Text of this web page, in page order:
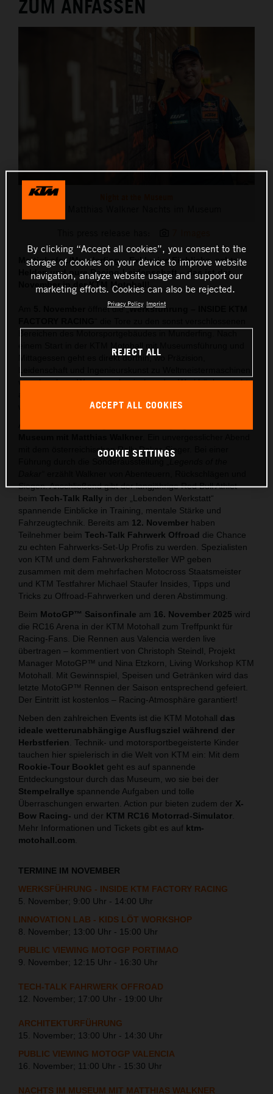
ZUM ANFASSEN
Mattighofen/Munderfing – Exklusive Einblicke, echte
Helden und pure Racing-Leidenschaft – das ist der
November in der KTM Motohall!
öffnet die „Werksführung – INSIDE KTM
Mittagessen geht es direkt dorthin, wo Präzision,
verschmelzen. Wer einmal zwischen den Werkbänken steht,
werden, versteht, wasREADY TO RACEbedeutet.
mit dem österreichischen Rally Dakar-Sieger. Bei einer
Siegen. Anschließend gibt der langjährige Red Bull Athlet
beim Tech-Talk Rally in der „Lebenden Werkstatt“
spannende Einblicke in Training, mentale Stärke und
Fahrzeugtechnik. Bereits am 12. November haben
Teilnehmer beim Tech-Talk Fahrwerk Offroad die Chance
zu echten Fahrwerks-Set-Up Profis zu werden. Spezialisten
von KTM und dem Fahrwerkshersteller WP geben
zusammen mit dem mehrfachen Motocross Staatsmeister
und KTM Testfahrer Michael Staufer Insides, Tipps und
Tricks zu Offroad-Fahrwerken und deren Abstimmung.
Beim MotoGP™ Saisonfinale am 16. November 2025 wird
die RC16 Arena in der KTM Motohall zum Treffpunkt für
Racing-Fans. Die Rennen aus Valencia werden live
übertragen – kommentiert von Christoph Steindl, Projekt
Manager MotoGP™ und Nina Etzkorn, Living Workshop KTM
Motohall. Mit Gewinnspiel, Speisen und Getränken wird das
letzte MotoGP™ Rennen der Saison entsprechend gefeiert.
Der Eintritt ist kostenlos – Racing-Atmosphäre garantiert!
Neben den zahlreichen Events ist die KTM Motohall das
ideale wetterunabhängige Ausflugsziel während der
Herbstferien . Technik- und motorsportbegeisterte Kinder
tauchen hier spielerisch in die Welt von KTM ein: Mit dem
Rookie-Tour Booklet geht es auf spannende
Entdeckungstour durch das Museum, wo sie bei der
Stempelrallye spannende Aufgaben und tolle
Überraschungen erwarten. Action pur bieten zudem der X-
Bow Racing- und der KTM RC16 Motorrad-Simulator
Mehr Informationen und Tickets gibt es auf ktm-
motohall.com
TERMINE IM NOVEMBER
WERKSFÜHRUNG - INSIDE KTM FACTORY RACING
5. November; 9:00 Uhr - 14:00 Uhr
INNOVATION LAB - KIDS LÖT WORKSHOP
8. November; 13:00 Uhr - 15:00 Uhr
PUBLIC VIEWING MOTOGP PORTIMAO
9. November; 12:15 Uhr - 16:30 Uhr
TECH-TALK FAHRWERK OFFROAD
12. November; 17:00 Uhr - 19:00 Uhr
ARCHITEKTURFÜHRUNG
15. November; 13:00 Uhr - 14:30 Uhr
PUBLIC VIEWING MOTOGP VALENCIA
16. November; 11:00 Uhr - 15:30 Uhr
NACHTS IM MUSEUM MIT MATTHIAS WALKNER
By clicking “Accept all cookies”, you consent to the
storage of cookies on your device to improve website
navigation, analyze website usage and support our
marketing efforts. Cookies can also be rejected.
Privacy Policy Imprint
REJECT ALL
ACCEPT ALL COOKIES
COOKIE SETTINGS